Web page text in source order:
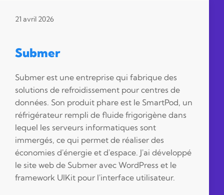
21 avril 2026
Submer
Submer est une entreprise qui fabrique des
solutions de refroidissement pour centres de
données. Son produit phare est le SmartPod, un
réfrigérateur rempli de fluide frigorigène dans
lequel les serveurs informatiques sont
immergés, ce qui permet de réaliser des
économies d'énergie et d'espace. J'ai développé
le site web de Submer avec WordPress et le
framework UIKit pour l'interface utilisateur.